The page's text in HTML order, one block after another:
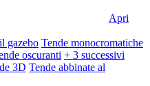
Apri
gazebo Tende monocromatiche
oscuranti + 3 successivi
3D Tende abbinate al